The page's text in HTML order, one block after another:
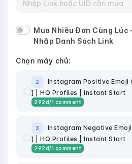
Mua Nhiều Đơn Cùng Lúc
Nhập Danh Sách Link
Chọn máy chủ:
2
Instagram Positive Emoji
] | HQ Profiles | Instant Start
292đ/1 comment
3
Instagram Negative
] | HQ Profiles | Instant Start
292đ/1 comment